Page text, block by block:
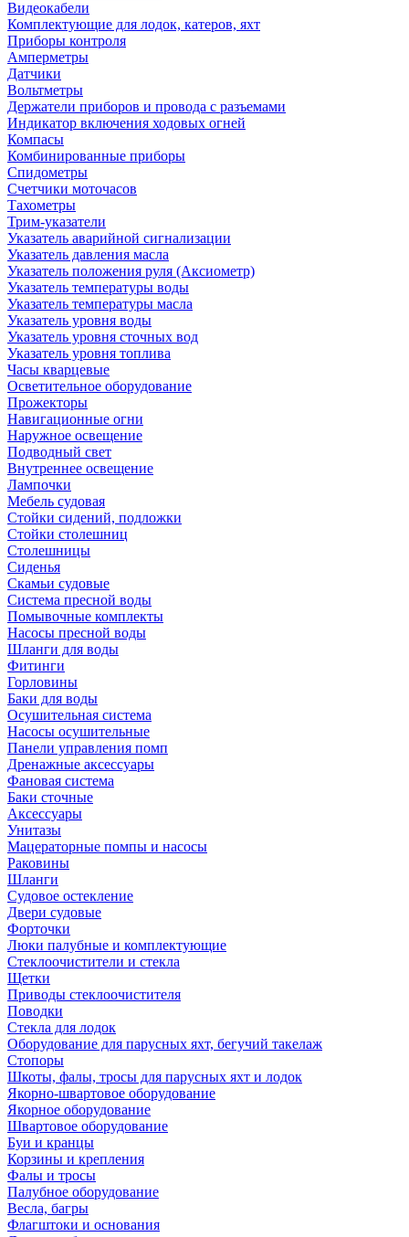
Видеокабели
Комплектующие для лодок, катеров, яхт
Приборы контроля
Амперметры
Датчики
Вольтметры
Держатели приборов и провода с разъемами
Индикатор включения ходовых огней
Компасы
Комбинированные приборы
Спидометры
Счетчики моточасов
Тахометры
Трим-указатели
Указатель аварийной сигнализации
Указатель давления масла
Указатель положения руля (Аксиометр)
Указатель температуры воды
Указатель температуры масла
Указатель уровня воды
Указатель уровня сточных вод
Указатель уровня топлива
Часы кварцевые
Осветительное оборудование
Прожекторы
Навигационные огни
Наружное освещение
Подводный свет
Внутреннее освещение
Лампочки
Мебель судовая
Стойки сидений, подложки
Стойки столешниц
Столешницы
Сиденья
Скамьи судовые
Система пресной воды
Помывочные комплекты
Насосы пресной воды
Шланги для воды
Фитинги
Горловины
Баки для воды
Осушительная система
Насосы осушительные
Панели управления помп
Дренажные аксессуары
Фановая система
Баки сточные
Аксессуары
Унитазы
Мацераторные помпы и насосы
Раковины
Шланги
Судовое остекление
Двери судовые
Форточки
Люки палубные и комплектующие
Стеклоочистители и стекла
Щетки
Приводы стеклоочистителя
Поводки
Стекла для лодок
Оборудование для парусных яхт, бегучий такелаж
Стопоры
Шкоты, фалы, тросы для парусных яхт и лодок
Якорно-швартовое оборудование
Якорное оборудование
Швартовое оборудование
Буи и кранцы
Корзины и крепления
Фалы и тросы
Палубное оборудование
Весла, багры
Флагштоки и основания